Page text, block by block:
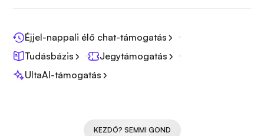
Éjjel-nappali élő chat-támogatás
Tudásbázis
Jegytámogatás
UltaAI-támogatás
KEZDŐ? SEMMI GOND